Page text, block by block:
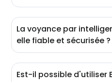
La voyance par
elle fiable et sécurisée ?
plus avancé des
Est-il possible d'utiliser